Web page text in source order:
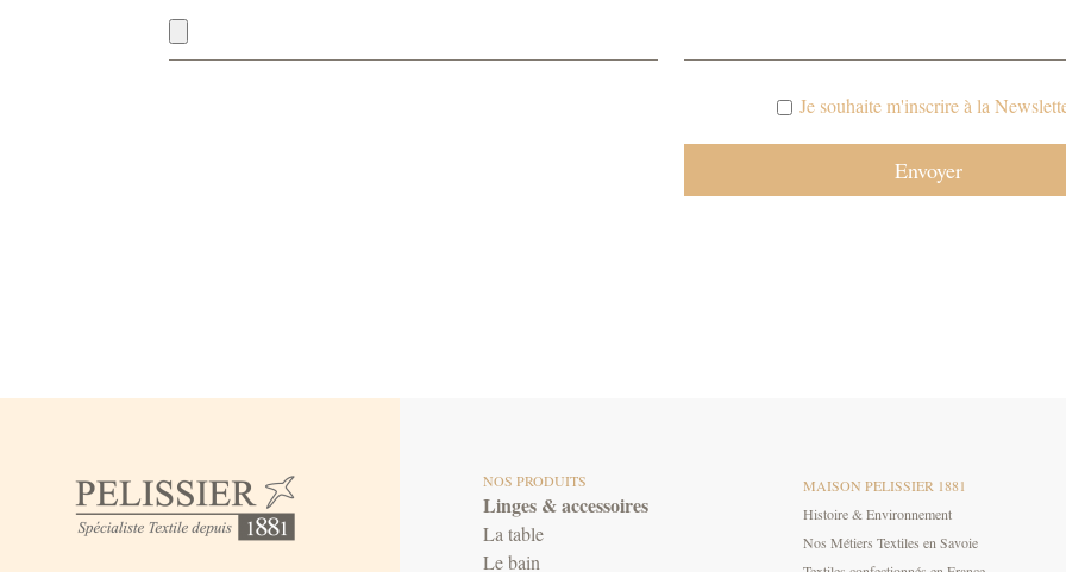
Je souhaite m'inscrire à la
NOS PRODUITS
Linges & accessoires
La table
Le bain
MAISON PELISSIER 1881
Histoire & Environnement
Nos Métiers Textiles en Savoie